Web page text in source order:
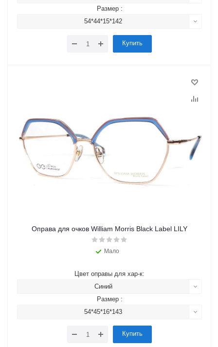
Размер :
54*44*15*142
Купить
Оправа для очков William Morris Black Label LILY
Мало
Цвет оправы для хар-к:
Синий
Размер :
54*45*16*143
Купить